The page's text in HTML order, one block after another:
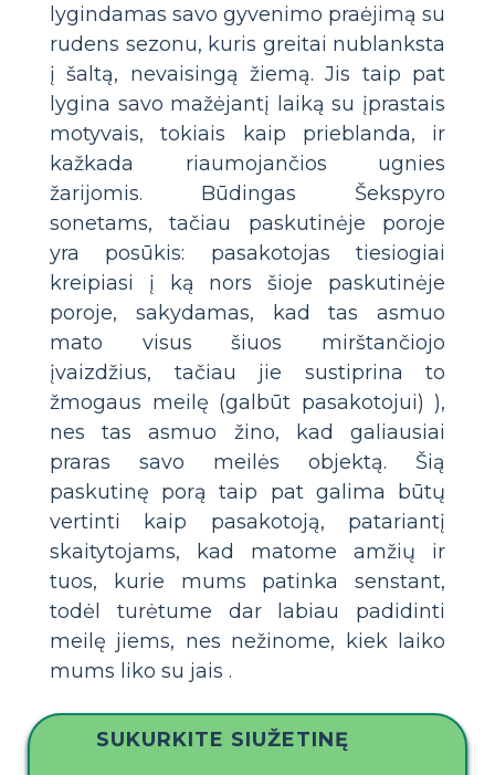
lygindamas savo gyvenimo praėjimą su
rudens sezonu, kuris greitai nublanksta
į šaltą, nevaisingą žiemą. Jis taip pat
lygina savo mažėjantį laiką su įprastais
motyvais, tokiais kaip prieblanda, ir
kažkada riaumojančios ugnies
žarijomis. Būdingas Šekspyro
sonetams, tačiau paskutinėje poroje
yra posūkis: pasakotojas tiesiogiai
kreipiasi į ką nors šioje paskutinėje
poroje, sakydamas, kad tas asmuo
mato visus šiuos mirštančiojo
įvaizdžius, tačiau jie sustiprina to
žmogaus meilę (galbūt pasakotojui) ),
nes tas asmuo žino, kad galiausiai
praras savo meilės objektą. Šią
paskutinę porą taip pat galima būtų
vertinti kaip pasakotoją, patariantį
skaitytojams, kad matome amžių ir
tuos, kurie mums patinka senstant,
todėl turėtume dar labiau padidinti
meilę jiems, nes nežinome, kiek laiko
mums liko su jais .
SUKURKITE SIUŽETINĘ